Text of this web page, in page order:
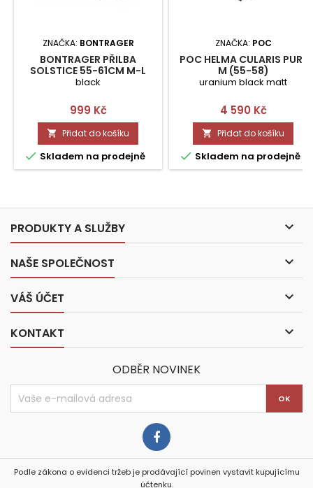
ZNAČKA: BONTRAGER
BONTRAGER PŘILBA
SOLSTICE 55-61CM M-L
black
Cena
999 Kč
 Přidat do košíku
 Skladem na prodejně
ZNAČKA: POC
POC HELMA CULARIS PURE
M (55-58)
uranium black matt
Cena
4 590 Kč
 Přidat do košíku
 Skladem na prodejně
PRODUKTY A SLUŽBY 
NAŠE SPOLEČNOST 
VÁŠ ÚČET 
KONTAKT 
ODBĚR NOVINEK
Podle zákona o evidenci tržeb je prodávající povinen vystavit kupujícímu
účtenku.